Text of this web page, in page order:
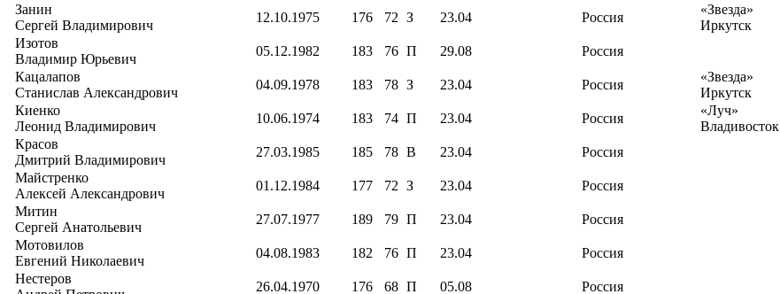
Занин
Сергей Владимирович
12.10.1975 176 72 З 23.04 Россия
«Звезда»
Иркутск
Изотов
Владимир Юрьевич
05.12.1982 183 76 П 29.08
Россия
Кацалапов
Станислав Александрович
04.09.1978 183 78 З 23.04 Россия
«Звезда»
Иркутск
Киенко
Леонид Владимирович
10.06.1974 183 74 П 23.04 Россия
«Луч»
Владивосток
Красов
Дмитрий Владимирович
27.03.1985 185 78 В 23.04
Россия
Майстренко
Алексей Александрович
01.12.1984 177 72 З 23.04
Россия
Митин
Сергей Анатольевич
27.07.1977 189 79 П 23.04
Россия
Мотовилов
Евгений Николаевич
04.08.1983 182 76 П 23.04
Россия
Нестеров
26.04.1970 176 68 П 05.08
Россия